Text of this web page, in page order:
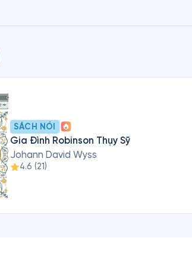
SÁCH NÓI
Gia Đình Robinson Thụy Sỹ
Johann David Wyss
4.6 (21)